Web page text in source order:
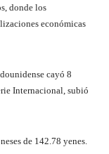
donde los
económicas
cayó 8
Internacional, subió
de 142.78 yenes.